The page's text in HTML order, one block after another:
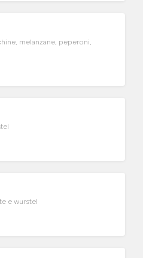
melanzane, peperoni,
e wurstel